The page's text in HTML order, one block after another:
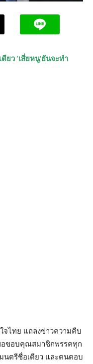
ยว ‘เสี่ยหนู’ยันจะทำ
ไทย แถลงข่าวความคืบ
อขอบคุณสมาชิกพรรคทุก
ตรีชื่อเดียว และตนตอบ